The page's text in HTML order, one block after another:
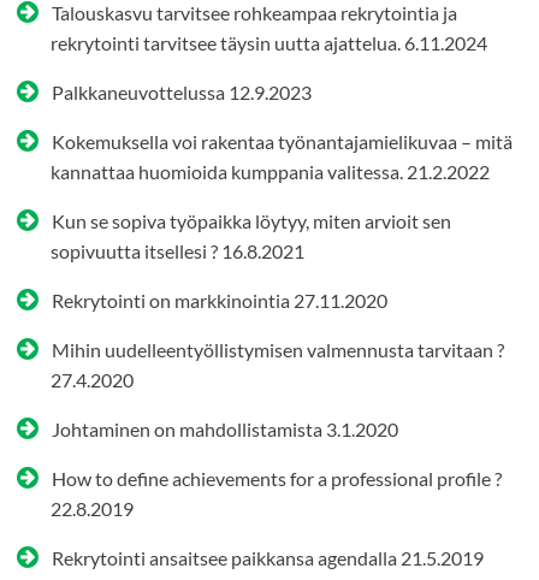
Talouskasvu tarvitsee rohkeampaa rekrytointia ja
rekrytointi tarvitsee täysin uutta ajattelua. 6.11.2024
Palkkaneuvottelussa 12.9.2023
Kokemuksella voi rakentaa työnantajamielikuvaa – mitä
kannattaa huomioida kumppania valitessa. 21.2.2022
Kun se sopiva työpaikka löytyy, miten arvioit sen
sopivuutta itsellesi ? 16.8.2021
Rekrytointi on markkinointia 27.11.2020
Mihin uudelleentyöllistymisen valmennusta tarvitaan ?
27.4.2020
Johtaminen on mahdollistamista 3.1.2020
How to define achievements for a professional profile ?
22.8.2019
Rekrytointi ansaitsee paikkansa agendalla 21.5.2019